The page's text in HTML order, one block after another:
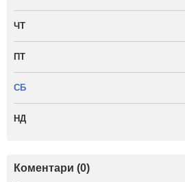
ЧТ
ПТ
СБ
НД
Коментари (0)